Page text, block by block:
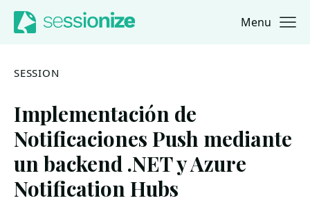
Jump to navigation
Jump to content Menu
SESSION
Implementación de
Notificaciones Push mediante
un backend .NET y Azure
Notification Hubs